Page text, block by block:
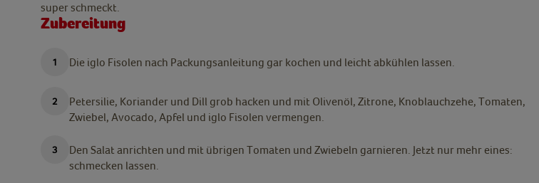
super schmeckt.
Zubereitung
Die iglo Fisolen nach Packungsanleitung gar kochen und leicht abkühlen lassen.
Petersilie, Koriander und Dill grob hacken und mit Olivenöl, Zitrone, Knoblauchzehe, Tomaten,
Zwiebel, Avocado, Apfel und iglo Fisolen vermengen.
Den Salat anrichten und mit übrigen Tomaten und Zwiebeln garnieren. Jetzt nur mehr eines:
schmecken lassen.